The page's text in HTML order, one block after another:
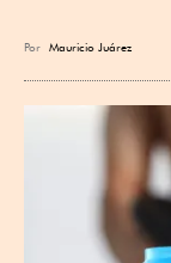
Por Mauricio Juárez